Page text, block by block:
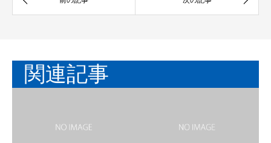
関連記事